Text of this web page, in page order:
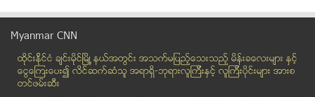
သူရိယေန၀န္းဂ်ာနယ္ကုိ ဦးေတဇ တရားစဲြမယ္
စီးပြားေရးမွာ အၿမဲတမ္းရန္သူမရိွ
ဖြဲ႔စည္းပံု ျပင္ေရး NLD ပါတီဥကၠ႒ သမၼတထံ စာပို႔မည္
Myanmar CNN
ထိုင္းနို္င္ငံ ခ်င္းမိုင္ျမိဳ ့နယ္အတြင္း အသက္မျပည့္ေသးသည့္ မိန္းခေလးမ်ား နွင့္
ေငြေၾကးေပး၍ လိင္ဆက္ဆံသူ အရာရွိ-ဘုရားလူၾကီးနွင့္ လူၾကီးပိုင္းမ်ား အားစ
တင္ဖမ္းဆီး